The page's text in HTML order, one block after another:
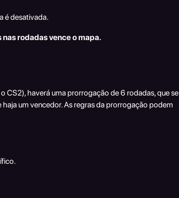
é desativada.
rodadas vence o mapa.
CS2), haverá uma prorrogação de 6 rodadas, que se
um vencedor. As regras da prorrogação podem